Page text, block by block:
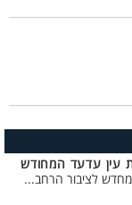
עין עדעד המחודש
לציבור הרחב...